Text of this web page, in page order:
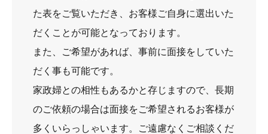
た表をご覧いただき、お客様ご自身に選出いた
だくことが可能となっております。
また、ご希望があれば、事前に面接をしていた
だく事も可能です。
家政婦との相性もあるかと存じますので、長期
のご依頼の場合は面接をご希望されるお客様が
多くいらっしゃいます。ご遠慮なくご相談くだ